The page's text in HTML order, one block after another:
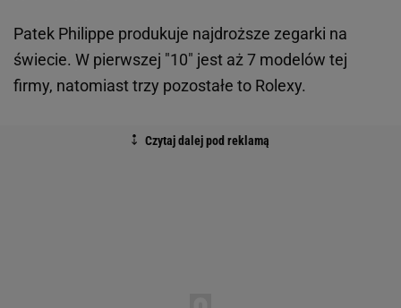
Patek Philippe produkuje najdroższe zegarki na
świecie. W pierwszej "10" jest aż 7 modelów tej
firmy, natomiast trzy pozostałe to Rolexy.